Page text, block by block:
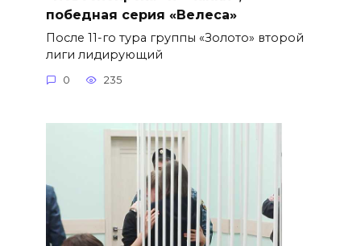
победная серия «Велеса»
После 11-го тура группы «Золото» второй
лиги лидирующий
0 235